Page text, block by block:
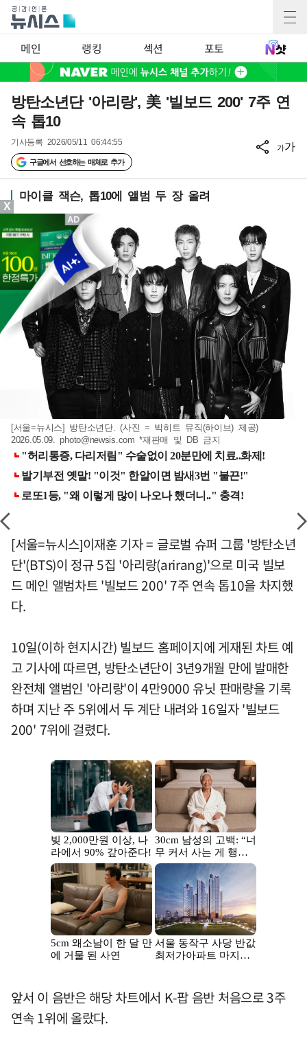
메인 랭킹 섹션 포토
방탄소년단 '아리랑', 美 '빌보드 200' 7주 연
속 톱10
기사등록 2026/05/11 06:44:55
구글에서 선호하는 매체로 추가
가가
마이클 잭슨, 톱10에 앨범 두 장 올려
[서울=뉴시스] 방탄소년단. (사진 = 빅히트 뮤직(하이브) 제공)
2026.05.09.photo@newsis.com *재판매 및 DB 금지
[서울=뉴시스]이재훈 기자 = 글로벌 슈퍼 그룹 '방탄소년
단'(BTS)이 정규 5집 '아리랑(arirang)'으로 미국 빌보
드 메인 앨범차트 '빌보드 200' 7주 연속 톱10을 차지했
다.
10일(이하 현지시간) 빌보드 홈페이지에 게재된 차트 예
고 기사에 따르면, 방탄소년단이 3년9개월 만에 발매한
완전체 앨범인 '아리랑'이 4만9000 유닛 판매량을 기록
하며 지난 주 5위에서 두 계단 내려와 16일자 '빌보드
200' 7위에 걸렸다.
앞서 이 음반은 해당 차트에서 K-팝 음반 처음으로 3주
연속 1위에 올랐다.
X